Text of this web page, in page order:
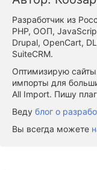
Разработчик из
PHP, ООП,
Drupal, OpenCart,
SuiteCRM.
Оптимизирую
импорты для
All Import. Пишу
Веду блог о
Вы всегда можете